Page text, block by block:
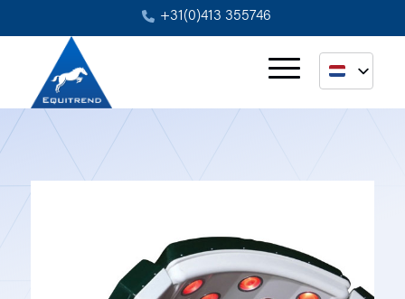
+31(0)413 355746